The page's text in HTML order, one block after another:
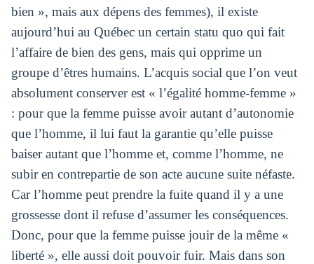
bien », mais aux dépens des femmes), il existe
aujourd’hui au Québec un certain statu quo qui fait
l’affaire de bien des gens, mais qui opprime un
groupe d’êtres humains. L’acquis social que l’on veut
absolument conserver est « l’égalité homme-femme »
: pour que la femme puisse avoir autant d’autonomie
que l’homme, il lui faut la garantie qu’elle puisse
baiser autant que l’homme et, comme l’homme, ne
subir en contrepartie de son acte aucune suite néfaste.
Car l’homme peut prendre la fuite quand il y a une
grossesse dont il refuse d’assumer les conséquences.
Donc, pour que la femme puisse jouir de la même «
liberté », elle aussi doit pouvoir fuir. Mais dans son